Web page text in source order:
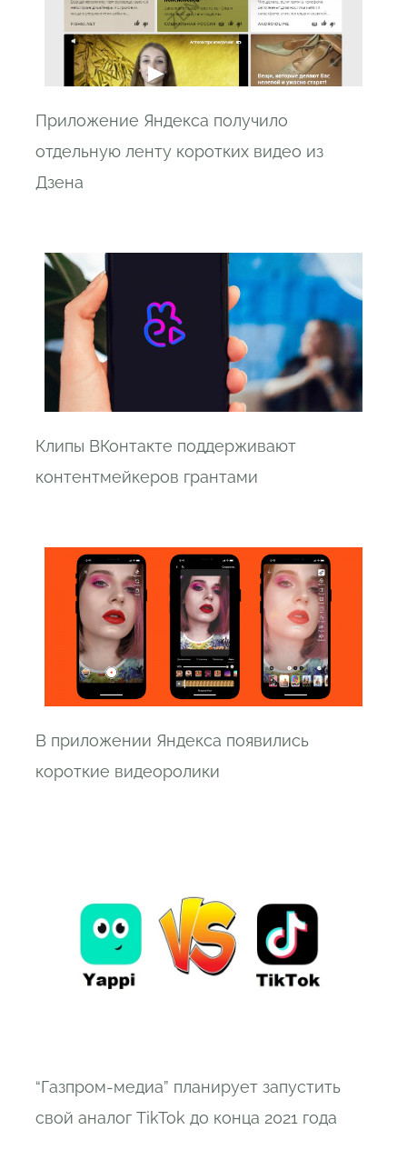
Приложение Яндекса получило
отдельную ленту коротких видео из
Дзена
Клипы ВКонтакте поддерживают
контентмейкеров грантами
В приложении Яндекса появились
короткие видеоролики
“Газпром-медиа” планирует запустить
свой аналог TikTok до конца 2021 года